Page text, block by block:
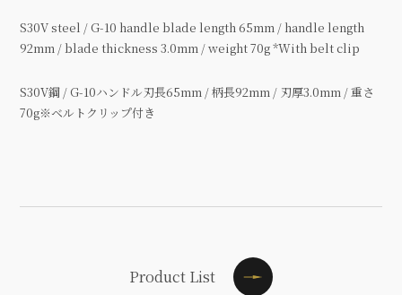
S30V steel / G-10 handle blade length 65mm / handle length
92mm / blade thickness 3.0mm / weight 70g *With belt clip
S30V鋼 / G-10ハンドル刃長65mm / 柄長92mm / 刃厚3.0mm / 重さ
70g※ベルトクリップ付き
Product List